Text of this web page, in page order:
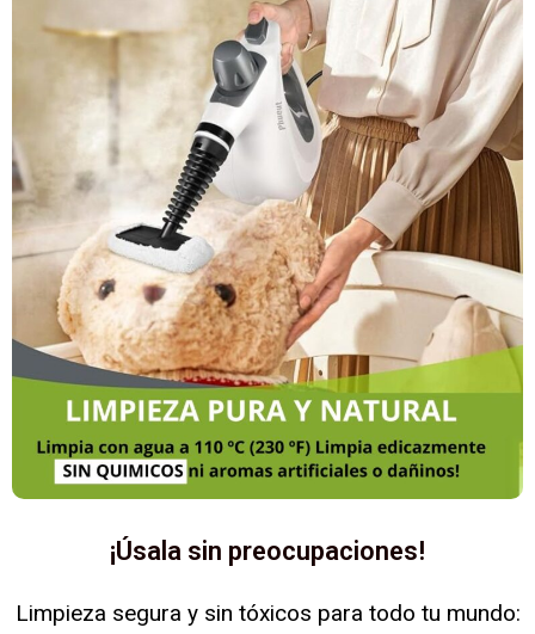
¡Úsala sin preocupaciones!
Limpieza segura y sin tóxicos para todo tu mundo: